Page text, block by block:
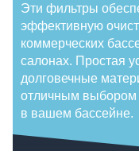
Эти фильтры
эффективную
коммерческих
салонах. Простая
долговечные
отличным выбором
в вашем бассейне.